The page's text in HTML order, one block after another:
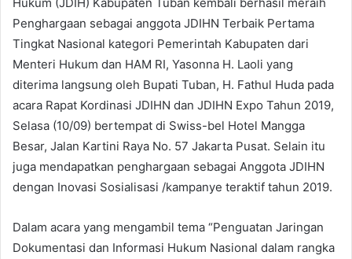
e
m
l
Penghargaan sebagai anggota JDIHN Terbaik Pertama
Tingkat Nasional kategori Pemerintah Kabupaten dari
Menteri Hukum dan HAM RI, Yasonna H. Laoli yang
diterima langsung oleh Bupati Tuban, H. Fathul Huda pada
acara Rapat Kordinasi JDIHN dan JDIHN Expo Tahun 2019,
Selasa (10/09) bertempat di Swiss-bel Hotel Mangga
Besar, Jalan Kartini Raya No. 57 Jakarta Pusat. Selain itu
juga mendapatkan penghargaan sebagai Anggota JDIHN
dengan Inovasi Sosialisasi /kampanye teraktif tahun 2019.
Dalam acara yang mengambil tema “Penguatan Jaringan
Dokumentasi dan Informasi Hukum Nasional dalam rangka